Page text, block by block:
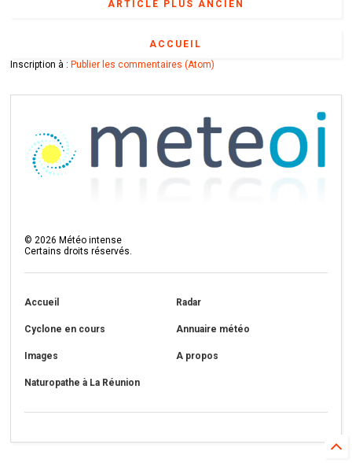
ARTICLE PLUS ANCIEN
ACCUEIL
Inscription à : Publier les commentaires (Atom)
©2026 Météo intense
Certains droits réservés.
Accueil Radar
Cyclone en cours Annuaire météo
Images A propos
Naturopathe à La Réunion